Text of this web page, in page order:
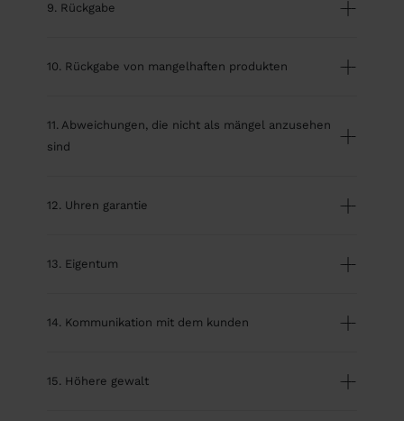
9. Rückgabe
10. Rückgabe von mangelhaften produkten
11. Abweichungen, die nicht als mängel anzusehen
sind
12. Uhren garantie
13. Eigentum
14. Kommunikation mit dem kunden
15. Höhere gewalt